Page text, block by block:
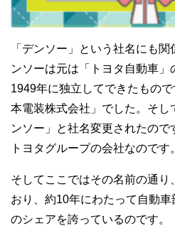
「デンソー」という社名にも
ンソーは元は「トヨタ自動車
1949年に独立してできたもの
本電装株式会社」でした。そ
ンソー」と社名変更されたので
トヨタグループの会社なのです。
そしてここではその名前の通り
おり、約10年にわたって自動
のシェアを誇っているのです。